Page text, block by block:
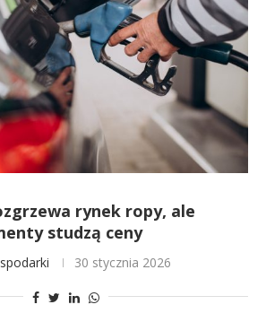
rynek ropy, ale
studzą ceny
30 stycznia 2026